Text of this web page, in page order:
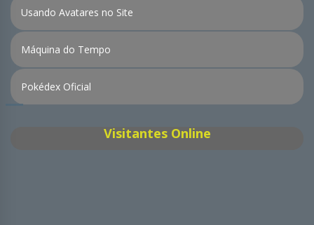
Usando Avatares no Site
Máquina do Tempo
Pokédex Oficial
Visitantes Online